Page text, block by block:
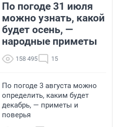
По погоде 31 июля
можно узнать, какой
будет осень, —
народные приметы
158 495 15
По погоде 3 августа можно
определить, каким будет
декабрь, — приметы и
поверья